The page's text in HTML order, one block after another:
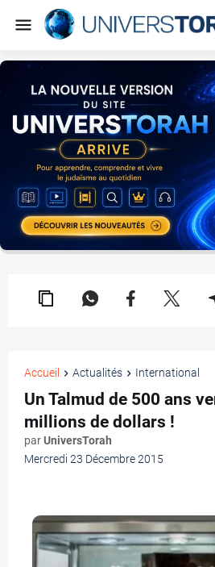
Accueil Actualités International
Un Talmud de 500 ans
millions de dollars !
parUniversTorah
Mercredi 23 Décembre 2015